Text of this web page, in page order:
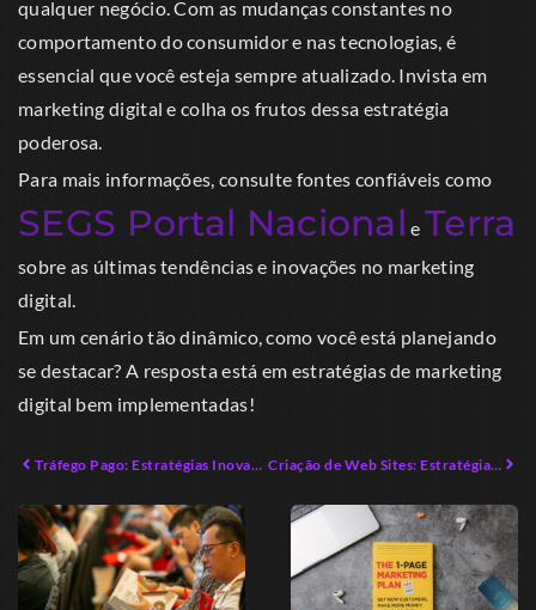
qualquer negócio. Com as mudanças constantes no
comportamento do consumidor e nas tecnologias, é
essencial que você esteja sempre atualizado. Invista em
marketing digital e colha os frutos dessa estratégia
poderosa.
Para mais informações, consulte fontes confiáveis como
SEGS Portal Nacional e Terra
sobre as últimas tendências e inovações no marketing
digital.
Em um cenário tão dinâmico, como você está planejando
se destacar? A resposta está em estratégias de marketing
digital bem implementadas!
Tráfego Pago: Estratégias Inovadoras para Impulsionar Resultados Criação de Web Sites: Estratégias Avançadas para Impacto Digital